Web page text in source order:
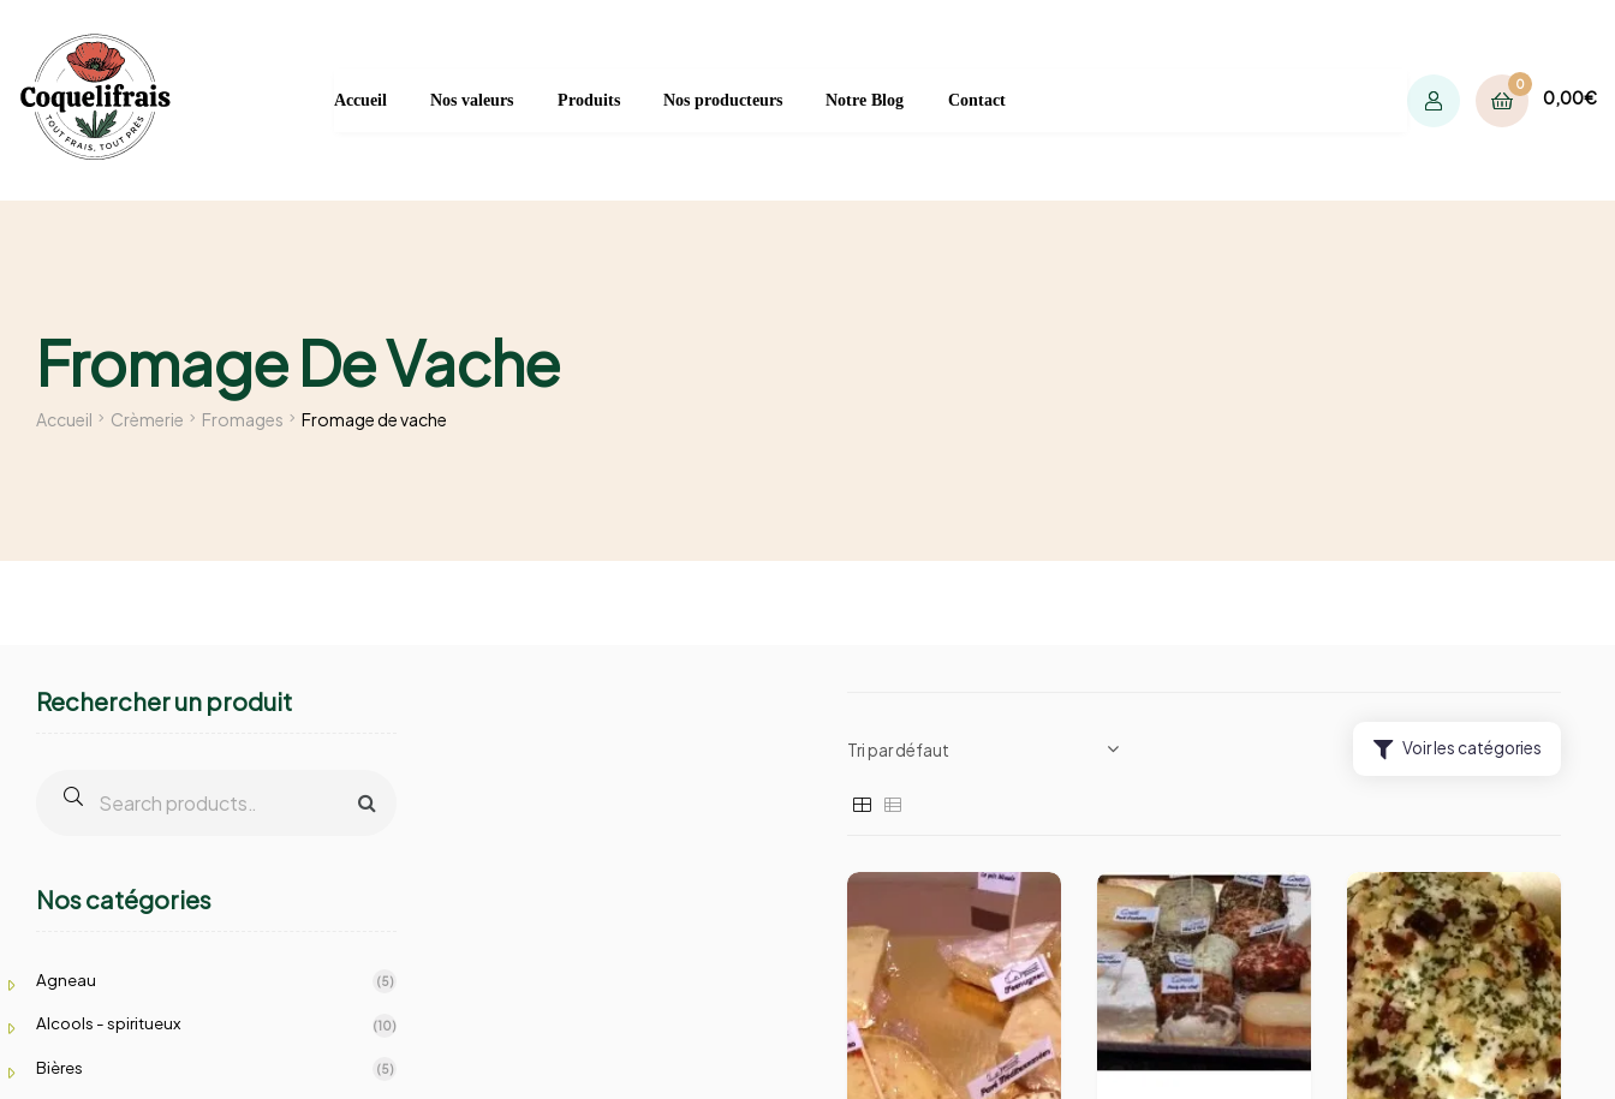
Accueil Nos valeurs Produits Nos producteurs Notre Blog Contact
0
0,00€
Fromage De Vache
Accueil Crèmerie Fromages Fromage de vache
Rechercher un produit
Nos catégories
Agneau (5)
Alcools - spiritueux (10)
Bières (5)
Voir les catégories